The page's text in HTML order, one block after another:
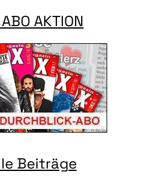
AKTION
Beiträge